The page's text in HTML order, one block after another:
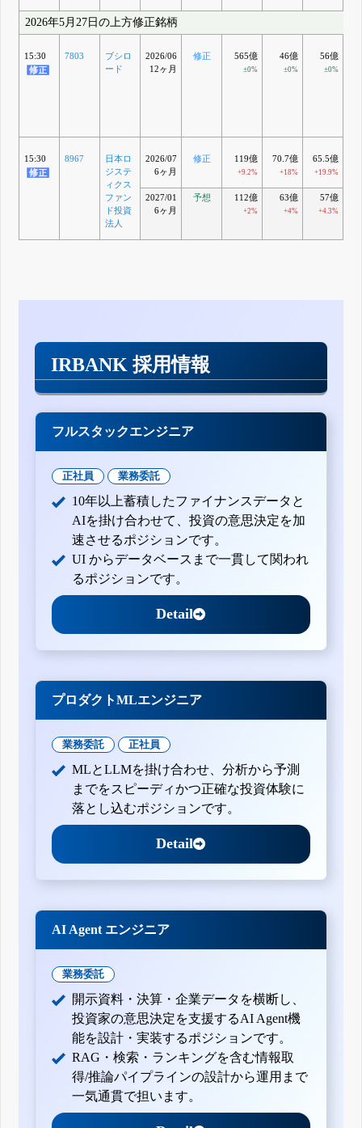
2026年5月27日の上方修正銘柄
15:30 7803
ブシロ
ード
2026/06
12ヶ月
修正 565億
±0%
46億
±0%
56億
±0%
15:30 8967
日本ロ
ジステ
ィクス
ファン
ド投資
法人
2026/07
6ヶ月
修正 119億
+9.2%
70.7億
+18%
65.5億
+19.9%
2027/01
6ヶ月
予想 112億
+2%
63億
+4%
57億
+4.3%
IRBANK 採用情報
フルスタックエンジニア
正社員 業務委託
10年以上蓄積したファイナンスデータと
AIを掛け合わせて、投資の意思決定を加
速させるポジションです。
UI からデータベースまで一貫して関われ
るポジションです。
Detail
プロダクトMLエンジニア
業務委託 正社員
MLとLLMを掛け合わせ、分析から予測
までをスピーディかつ正確な投資体験に
落とし込むポジションです。
Detail
AI Agent エンジニア
業務委託
開示資料・決算・企業データを横断し、
投資家の意思決定を支援するAI Agent機
能を設計・実装するポジションです。
RAG・検索・ランキングを含む情報取
得/推論パイプラインの設計から運用まで
一気通貫で担います。